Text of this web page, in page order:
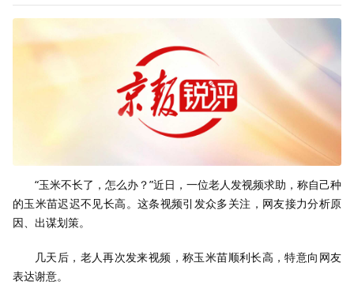
“玉米不长了，怎么办？”近日，一位老人发视频求助，称自己种
的玉米苗迟迟不见长高。这条视频引发众多关注，网友接力分析原
因、出谋划策。
几天后，老人再次发来视频，称玉米苗顺利长高，特意向网友
表达谢意。